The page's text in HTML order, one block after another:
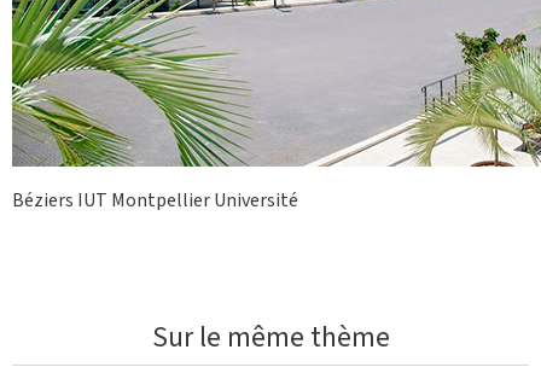
Béziers IUT Montpellier Université
Sur le même thème